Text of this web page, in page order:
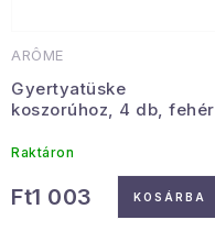
ARÔME
Gyertyatüske
koszorúhoz, 4 db, fehér
Raktáron
Ft1 003 KOSÁRBA